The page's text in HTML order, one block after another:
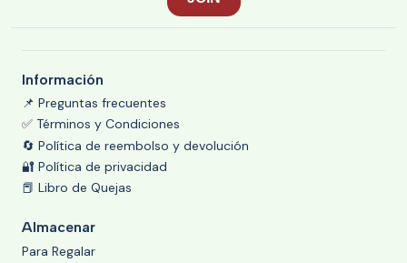
Información
📌 Preguntas frecuentes
✅ Términos y Condiciones
🔄 Política de reembolso y devolución
🔐 Política de privacidad
📕 Libro de Quejas
Almacenar
Para Regalar